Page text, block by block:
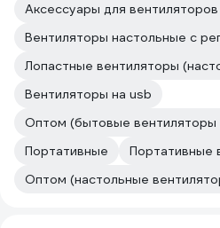
Аксессуары для
Вентиляторы настольные с
Лопастные вентиляторы
Вентиляторы на usb
Оптом (бытовые вентиляторы
Портативные
Портативные
Оптом (настольные